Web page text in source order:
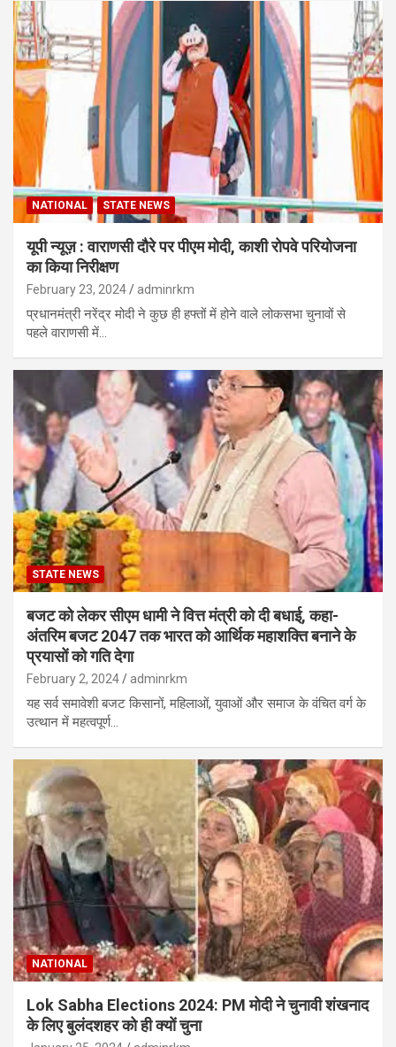
NATIONAL STATE NEWS
यूपी न्यूज़ : वाराणसी दौरे पर पीएम मोदी, काशी रोपवे परियोजना
का किया निरीक्षण
February 23, 2024 adminrkm
प्रधानमंत्री नरेंद्र मोदी ने कुछ ही हफ्तों में होने वाले लोकसभा चुनावों से
पहले वाराणसी में…
STATE NEWS
बजट को लेकर सीएम धामी ने वित्त मंत्री को दी बधाई, कहा-
अंतरिम बजट 2047 तक भारत को आर्थिक महाशक्ति बनाने के
प्रयासों को गति देगा
February 2, 2024 adminrkm
यह सर्व समावेशी बजट किसानों, महिलाओं, युवाओं और समाज के वंचित वर्ग के
उत्थान में महत्वपूर्ण…
NATIONAL
Lok Sabha Elections 2024: PM मोदी ने चुनावी शंखनाद
के लिए बुलंदशहर को ही क्यों चुना